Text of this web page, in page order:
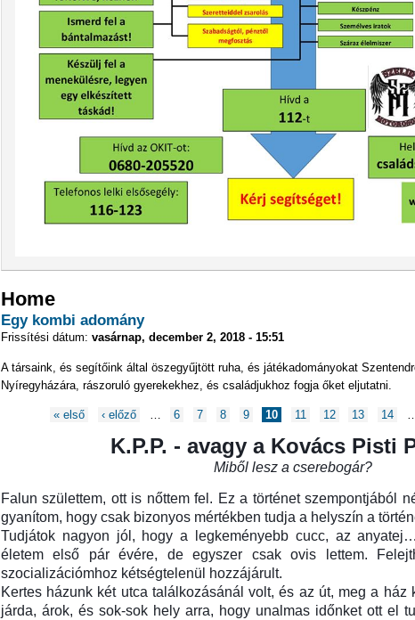
Home
Egy kombi adomány
Frissítési dátum: vasárnap, december 2, 2018 - 15:51
A társaink, és segítőink által öszegyűjtött ruha, és játékadományokat
Nyíregyházára, rászoruló gyerekekhez, és családjukhoz fogja őket eljutatni.
Oldalak« első ‹ előző … 6 7 8 9 10 11 12 13 14
K.P.P. - avagy a Kovács Pisti
Miből lesz a cserebogár?
Falun születtem, ott is nőttem fel. Ez a történet szempontjából
gyanítom, hogy csak bizonyos mértékben tudja a helyszín a
Tudjátok nagyon jól, hogy a legkeményebb cucc, az
életem első pár évére, de egyszer csak ovis lettem.
szocializációmhoz kétségtelenül hozzájárult.
Kertes házunk két utca találkozásánál volt, és az út, meg a ház
járda, árok, és sok-sok hely arra, hogy unalmas időnket ott el